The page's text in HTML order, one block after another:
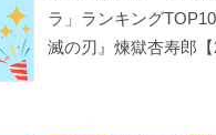
ラ」ランキング
滅の刃』煉󠄁獄杏寿郎【